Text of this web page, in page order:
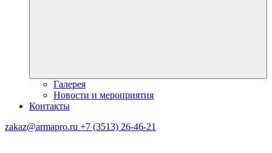
Галерея
Новости и мероприятия
Контакты
zakaz@armapro.ru +7 (3513) 26-46-21